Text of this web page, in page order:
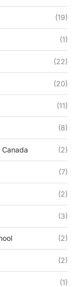
(19)
(1)
(22)
(20)
(11)
(8)
(2)
(7)
(2)
(3)
(2)
(2)
(1)